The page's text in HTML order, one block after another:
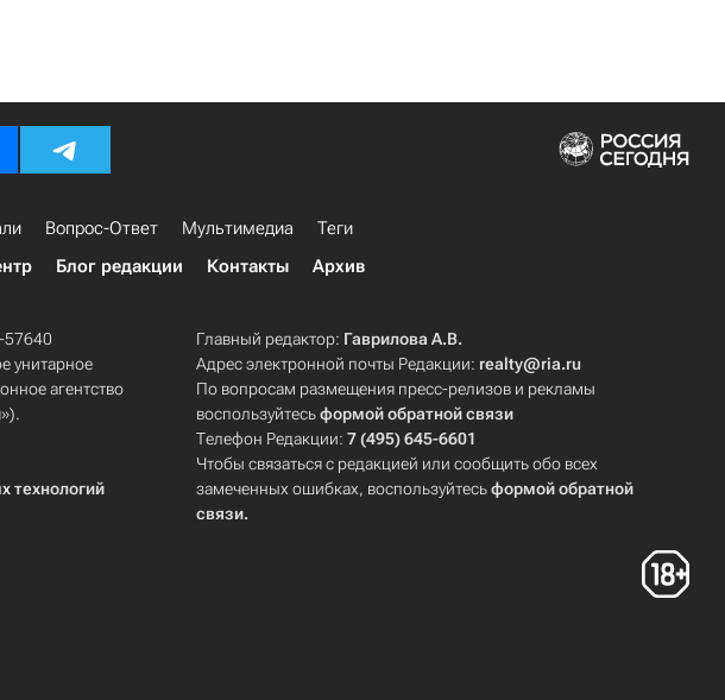
Вопрос-Ответ Мультимедиа
Теги
Блог редакции Контакты Архив
57640
унитарное
агентство
технологий
Главный редактор: Гаврилова А.В.
Адрес электронной почты Редакции: realty@ria.ru
По вопросам размещения пресс-релизов и рекламы
воспользуйтесьформой обратной связи
Телефон Редакции:7 (495) 645-6601
Чтобы связаться с редакцией или сообщить обо всех
замеченных ошибках, воспользуйтесьформой обратной
связи.